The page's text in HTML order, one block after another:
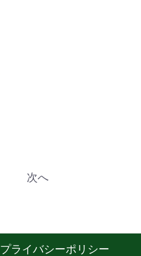
次へ
プライバシーポリシー